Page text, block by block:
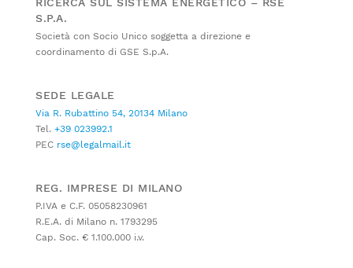
S.P.A.
Società con Socio Unico soggetta a direzione e
coordinamento di GSE S.p.A.
SEDE LEGALE
Via R. Rubattino 54, 20134 Milano
Tel. +39 023992.1
PEC rse@legalmail.it
REG. IMPRESE DI MILANO
P.IVA e C.F. 05058230961
R.E.A. di Milano n. 1793295
Cap. Soc. € 1.100.000 i.v.